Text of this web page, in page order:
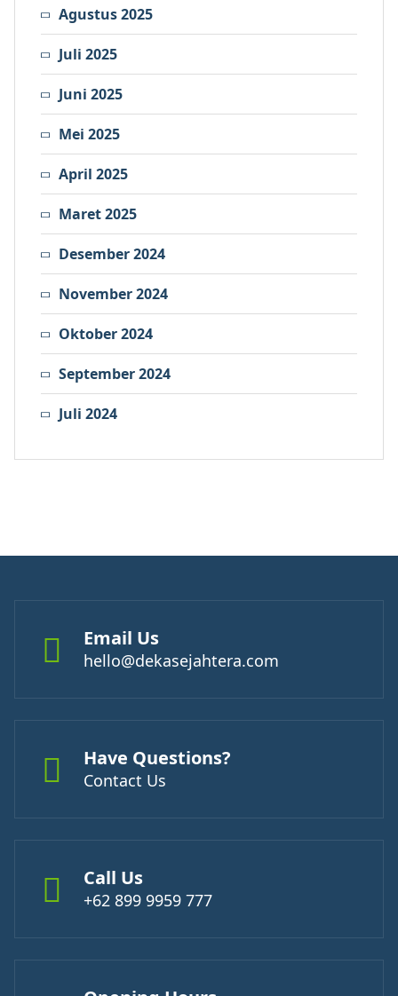
Agustus 2025
Juli 2025
Juni 2025
Mei 2025
April 2025
Maret 2025
Desember 2024
November 2024
Oktober 2024
September 2024
Juli 2024
Email Us
hello@dekasejahtera.com
Have Questions?
Contact Us
Call Us
+62 899 9959 777